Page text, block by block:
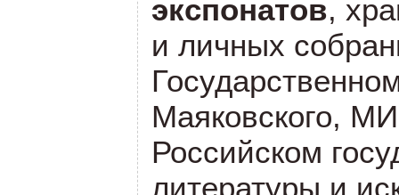
экспонатов,
и личных
Маяковского,
Российском
литературы и